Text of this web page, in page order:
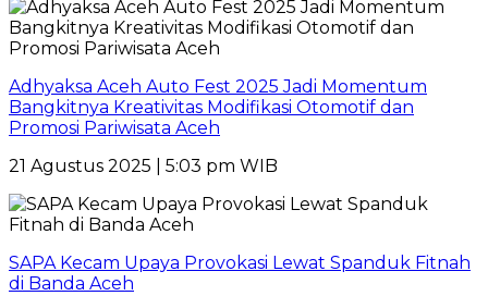
Adhyaksa Aceh Auto Fest 2025 Jadi Momentum
Bangkitnya Kreativitas Modifikasi Otomotif dan
Promosi Pariwisata Aceh
21 Agustus 2025 | 5:03 pm WIB
SAPA Kecam Upaya Provokasi Lewat Spanduk Fitnah
di Banda Aceh